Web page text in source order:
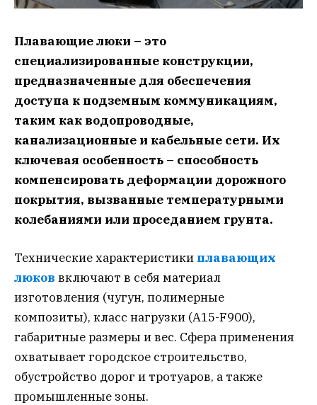
Плавающие люки – это
специализированные конструкции,
предназначенные для обеспечения
доступа к подземным коммуникациям,
таким как водопроводные,
канализационные и кабельные сети. Их
ключевая особенность – способность
компенсировать деформации дорожного
покрытия, вызванные температурными
колебаниями или проседанием грунта.
Технические характеристики плавающих
люков включают в себя материал
изготовления (чугун, полимерные
композиты), класс нагрузки (A15-F900),
габаритные размеры и вес. Сфера применения
охватывает городское строительство,
обустройство дорог и тротуаров, а также
промышленные зоны.